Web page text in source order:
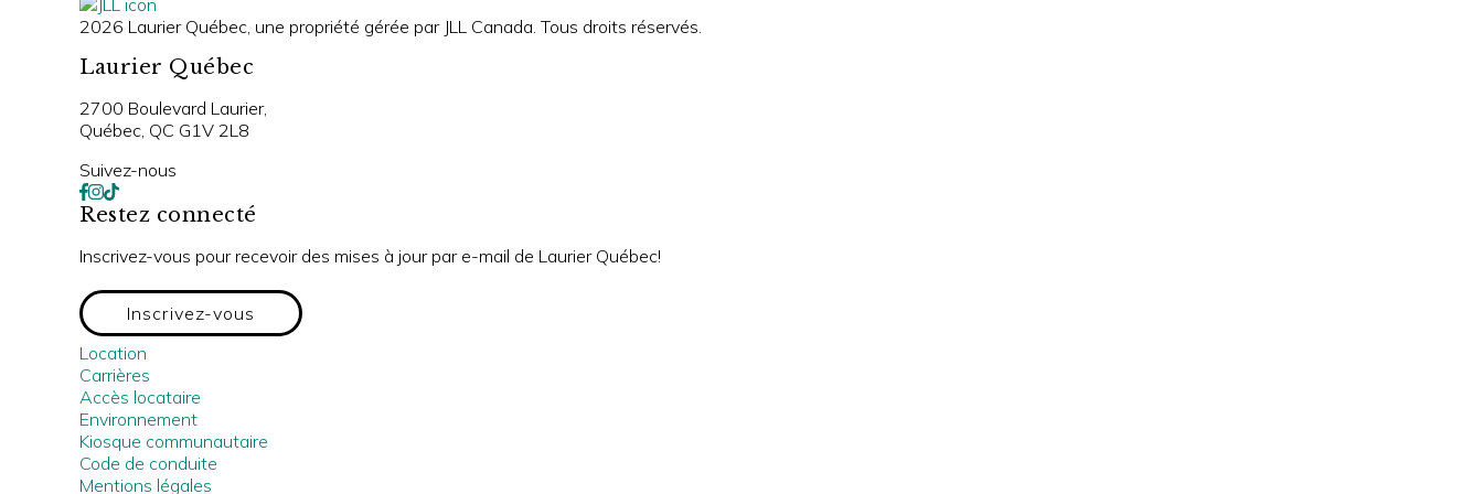
2026 Laurier Québec, une propriété gérée par JLL Canada. Tous droits réservés.
Laurier Québec
2700 Boulevard Laurier,
Québec, QC G1V 2L8
Suivez-nous
Restez connecté
Inscrivez-vous pour recevoir des mises à jour par e-mail de Laurier Québec!
Inscrivez-vous
Location
Carrières
Accès locataire
Environnement
Kiosque communautaire
Code de conduite
Mentions légales